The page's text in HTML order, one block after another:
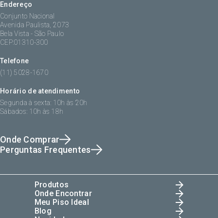
Endereço
Conjunto Nacional
Avenida Paulista, 2073
Bela Vista - São Paulo
CEP:01310-300
Telefone
(11) 5028-1670
Horário de atendimento
Segunda à sexta: 10h às 20h
Sábados: 10h às 18h
Onde Comprar
Perguntas Frequentes
Produtos
Onde Encontrar
Meu Piso Ideal
Blog